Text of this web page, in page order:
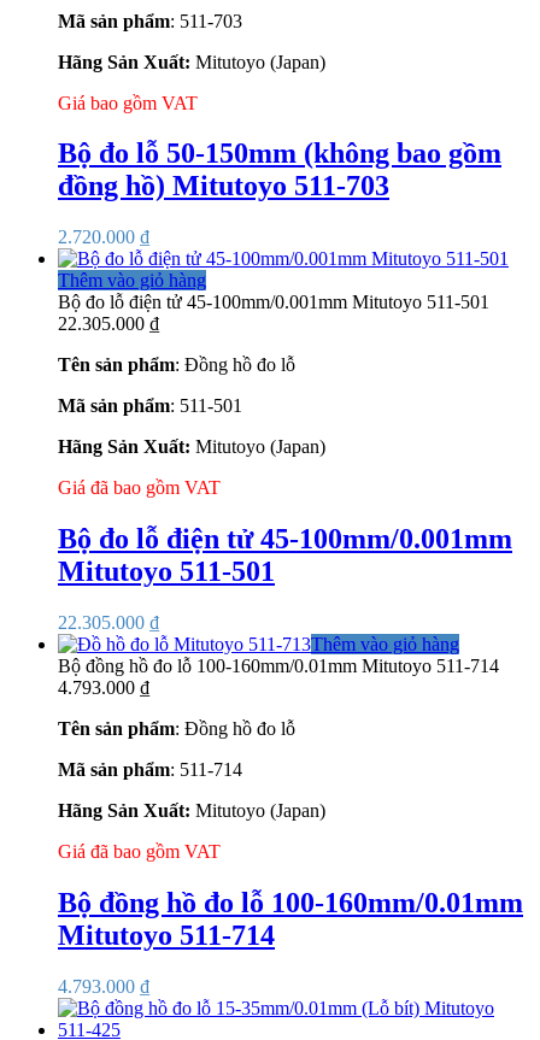
Mã sản phẩm: 511-703
Hãng Sản Xuất: Mitutoyo (Japan)
Giá bao gồm VAT
Bộ đo lỗ 50-150mm (không bao gồm
đồng hồ) Mitutoyo 511-703
2.720.000 ₫
Thêm vào giỏ hàng
Bộ đo lỗ điện tử 45-100mm/0.001mm Mitutoyo 511-501
22.305.000 ₫
Tên sản phẩm: Đồng hồ đo lỗ
Mã sản phẩm: 511-501
Hãng Sản Xuất: Mitutoyo (Japan)
Giá đã bao gồm VAT
Bộ đo lỗ điện tử 45-100mm/0.001mm
Mitutoyo 511-501
22.305.000 ₫
Thêm vào giỏ hàng
Bộ đồng hồ đo lỗ 100-160mm/0.01mm Mitutoyo 511-714
4.793.000 ₫
Tên sản phẩm: Đồng hồ đo lỗ
Mã sản phẩm: 511-714
Hãng Sản Xuất: Mitutoyo (Japan)
Giá đã bao gồm VAT
Bộ đồng hồ đo lỗ 100-160mm/0.01mm
Mitutoyo 511-714
4.793.000 ₫